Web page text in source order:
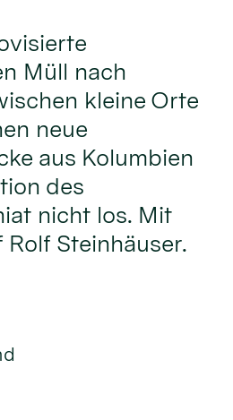
Müll nach
kleine Orte
neue
aus Kolumbien
des
nicht los. Mit
Steinhäuser.